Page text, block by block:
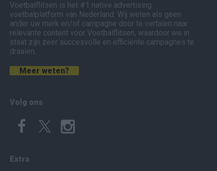
Voetbalflitsen is het #1 native advertising
voetbalplatform van Nederland. Wij weten als geen
ander uw merk en/of campagne door te vertalen naar
relevante content voor Voetbalflitsen, waardoor we in
staat zijn zeer succesvolle en efficiënte campagnes te
draaien.
Meer weten?
Volg ons
Extra